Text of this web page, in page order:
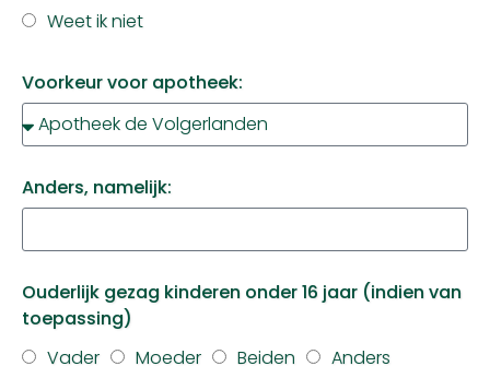
Weet ik niet
Voorkeur voor apotheek:
Anders, namelijk:
Ouderlijk gezag kinderen onder 16 jaar (indien van
toepassing)
Vader
Moeder Beiden Anders